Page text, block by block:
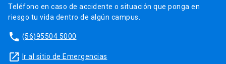
Teléfono en caso de accidente o situación que ponga en
riesgo tu vida dentro de algún campus.
phone (56)95504 5000
launch Ir al sitio de Emergencias